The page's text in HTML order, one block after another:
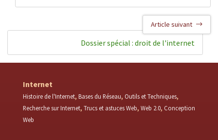
Article suivant
Dossier spécial : droit de l'internet
Internet
Histoire de l'Internet Bases du Réseau Outils et Techniques
Recherche sur Internet Trucs et astuces Web Web 2.0 Conception
Web